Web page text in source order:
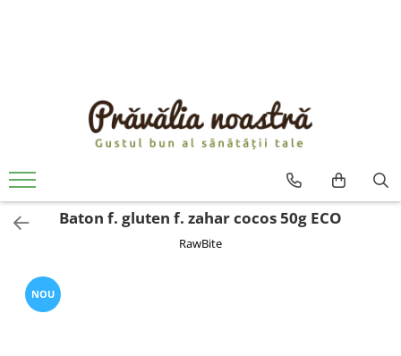
ULEIURI ȘI UNTURI
MĂSLINE
NUCI ȘI SEMINȚE
FRUCTE DESHIDRATATE
ÎNDULCITORI NATURALI / MIERE
OȚETURI ȘI SOSURI
SOSURI
Baton f. gluten f. zahar cocos 50g ECO
RawBite
NOU